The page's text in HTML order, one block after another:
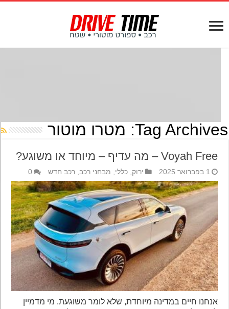
Tag מטרו מוטור
Voyah Free – מה עדיף – מיוחד או משוגע?
1 בפברואר 2025 ירוק,כללי,מבחני רכב,רכב חדש 0
אנחנו חיים במדינה מיוחדת, שלא לומר משוגעת. מי מדמיין